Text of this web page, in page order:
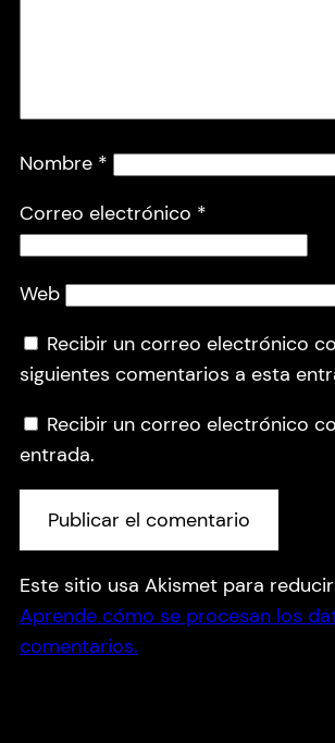
Nombre *
Correo electrónico *
Web
Recibir un correo electrónico
siguientes comentarios a esta
Recibir un correo electrónico
entrada.
Este sitio usa Akismet para
Aprende cómo se procesan los
comentarios.